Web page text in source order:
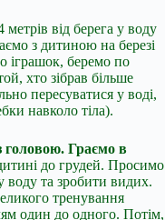
метрів від берега у воду
з дитиною на березі
іграшок, беремо по
хто зібрав більше
пересуватися у воді,
навколо тіла).
головою. Граємо в
до грудей. Просимо
воду та зробити видих.
тренування
один до одного. Потім,